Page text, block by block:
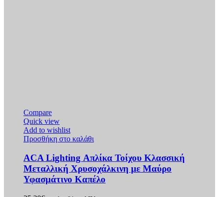
Compare
Quick view
Add to wishlist
Προσθήκη στο καλάθι
ACA Lighting Απλίκα Τοίχου Κλασσική
Μεταλλική Χρυσοχάλκινη με Μαύρο
Υφασμάτινο Καπέλο